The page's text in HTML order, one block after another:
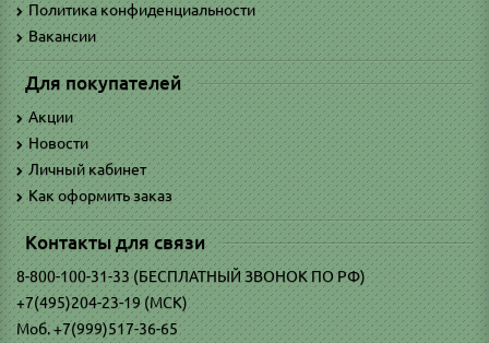
Политика конфиденциальности
Вакансии
Для покупателей
Акции
Новости
Личный кабинет
Как оформить заказ
Контакты для связи
8-800-100-31-33 (БЕСПЛАТНЫЙ ЗВОНОК ПО РФ)
+7(495)204-23-19 (МСК)
Моб. +7(999)517-36-65